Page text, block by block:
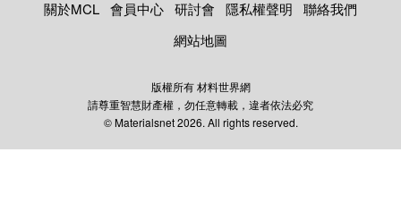
關於MCL 會員中心 研討會 隱私權聲明
聯絡我們
網站地圖
版權所有 材料世界網
請尊重智慧財產權，勿任意轉載，違者依法必究
© Materialsnet 2026. All rights reserved.